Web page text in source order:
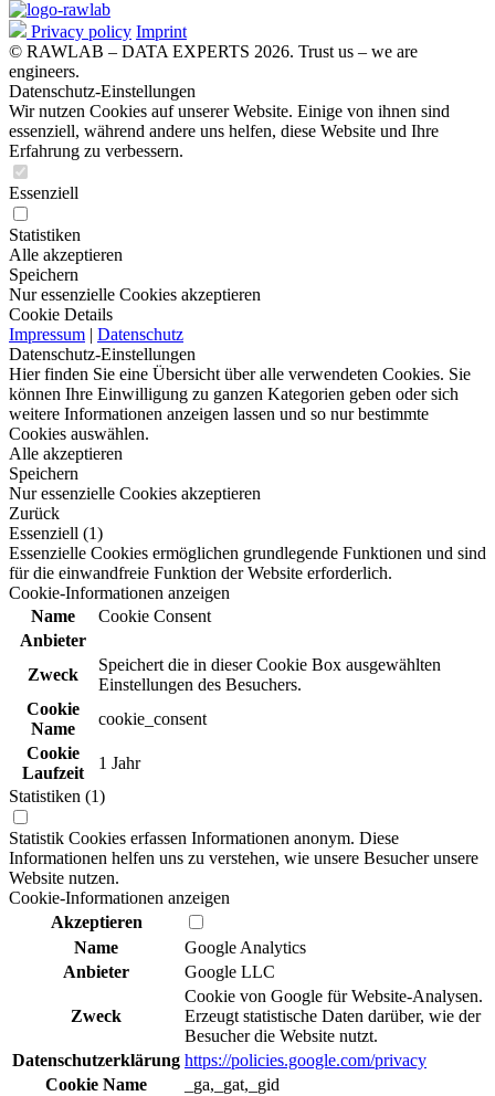
Privacy policy Imprint
© RAWLAB – DATA EXPERTS 2026. Trust us – we are
engineers.
Datenschutz-Einstellungen
Wir nutzen Cookies auf unserer Website. Einige von ihnen sind
essenziell, während andere uns helfen, diese Website und Ihre
Erfahrung zu verbessern.
Essenziell
Statistiken
Alle akzeptieren
Speichern
Nur essenzielle Cookies akzeptieren
Cookie Details
Impressum | Datenschutz
Datenschutz-Einstellungen
Hier finden Sie eine Übersicht über alle verwendeten Cookies. Sie
können Ihre Einwilligung zu ganzen Kategorien geben oder sich
weitere Informationen anzeigen lassen und so nur bestimmte
Cookies auswählen.
Alle akzeptieren
Speichern
Nur essenzielle Cookies akzeptieren
Zurück
Essenziell (1)
Essenzielle Cookies ermöglichen grundlegende Funktionen und sind
für die einwandfreie Funktion der Website erforderlich.
Cookie-Informationen anzeigen
Name
Cookie Consent
Anbieter
Zweck
Speichert die in dieser Cookie Box ausgewählten
Einstellungen des Besuchers.
Cookie
Name
cookie_consent
Cookie
Laufzeit
1 Jahr
Statistiken (1)
Statistik Cookies erfassen Informationen anonym. Diese
Informationen helfen uns zu verstehen, wie unsere Besucher unsere
Website nutzen.
Cookie-Informationen anzeigen
Akzeptieren
Name
Google Analytics
Anbieter
Google LLC
Zweck
Cookie von Google für Website-Analysen.
Erzeugt statistische Daten darüber, wie der
Besucher die Website nutzt.
Datenschutzerklärung https://policies.google.com/privacy
Cookie Name
_ga,_gat,_gid